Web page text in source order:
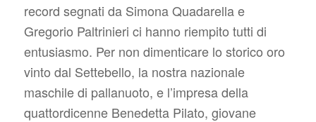
record segnati da Simona Quadarella e
Gregorio Paltrinieri ci hanno riempito tutti di
entusiasmo. Per non dimenticare lo storico oro
vinto dal Settebello, la nostra nazionale
maschile di pallanuoto, e l’impresa della
quattordicenne Benedetta Pilato, giovane